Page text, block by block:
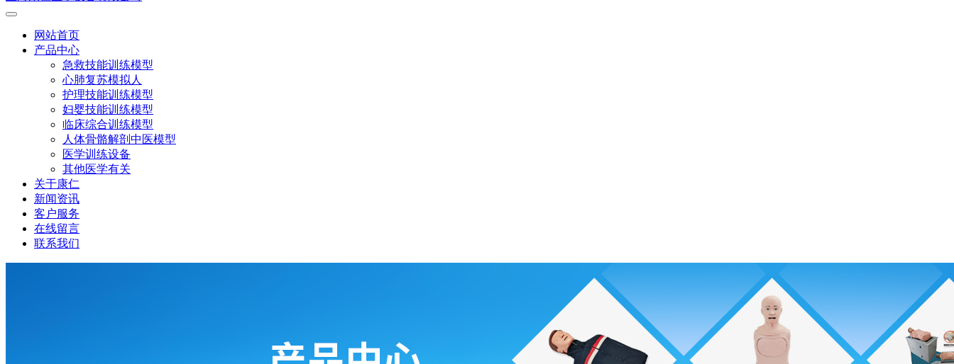
网站首页
产品中心
急救技能训练模型
心肺复苏模拟人
护理技能训练模型
妇婴技能训练模型
临床综合训练模型
人体骨骼解剖中医模型
医学训练设备
其他医学有关
关于康仁
新闻资讯
客户服务
在线留言
联系我们